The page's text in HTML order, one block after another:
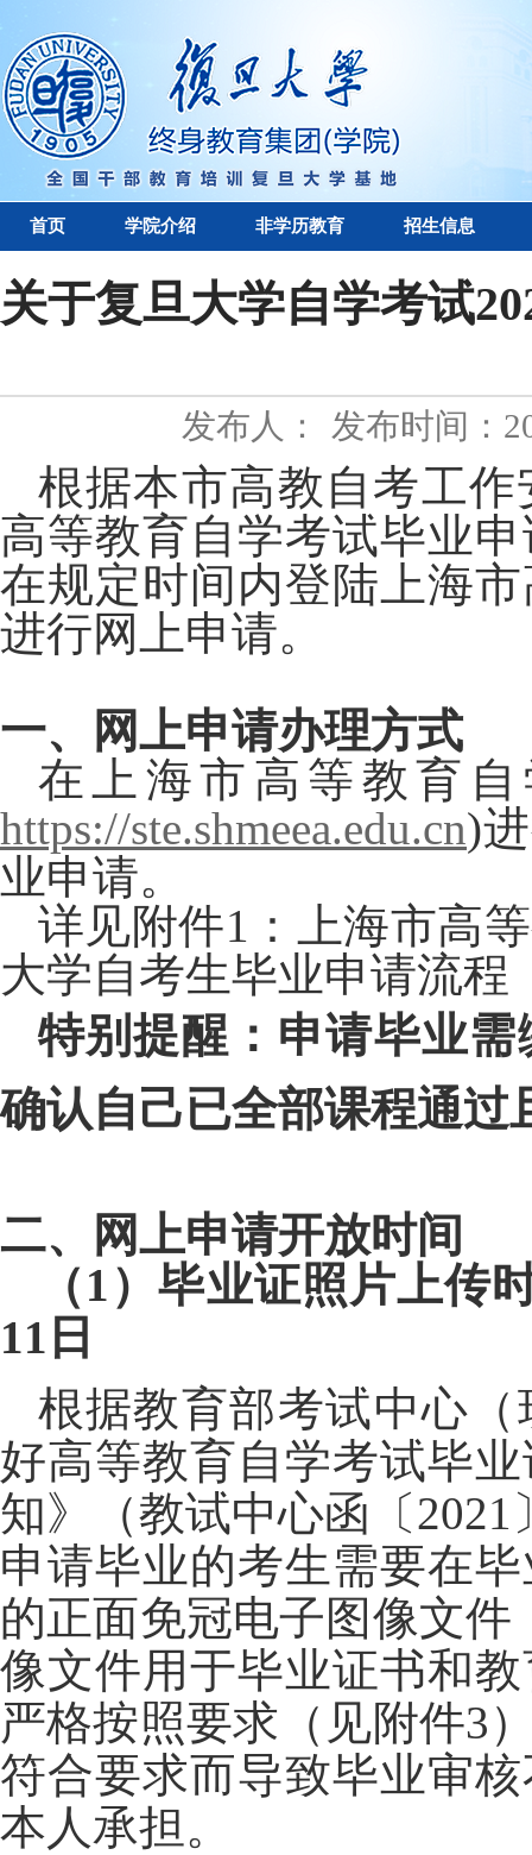
首页 学院介绍 非学历教育 招生信息
关于复旦大学自学考试
发布人： 发布时间：
根据本市高教自考工
高等教育自学考试毕业
在规定时间内登陆上海
进行网上申请。
一、网上申请办理方式
在上海市高等教育
https://ste.shmeea.edu.cn)
业申请。
详见附件1：上海市高
大学自考生毕业申请流程
特别提醒：申请毕业
确认自己已全部课程通过
二、网上申请开放时间
（1）毕业证照片上传
11 日
根据教育部考试中心
好高等教育自学考试毕
知》（教试中心函〔
申请毕业的考生需要在
的正面免冠电子图像文
像文件用于毕业证书和
严格按照要求（见附件3
符合要求而导致毕业审
本人承担。